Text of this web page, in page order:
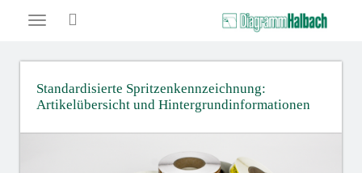
Toggle
Standardisierte Spritzenkennzeichnung:
Artikelübersicht und Hintergrundinformationen